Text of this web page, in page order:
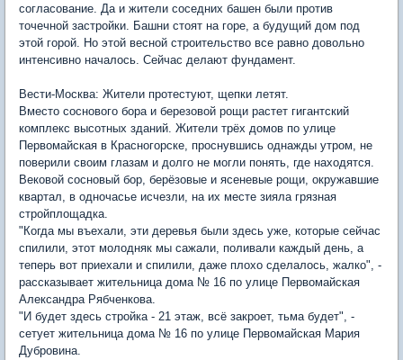
согласование. Да и жители соседних башен были против
точечной застройки. Башни стоят на горе, а будущий дом под
этой горой. Но этой весной строительство все равно довольно
интенсивно началось. Сейчас делают фундамент.
Вести-Москва: Жители протестуют, щепки летят.
Вместо соснового бора и березовой рощи растет гигантский
комплекс высотных зданий. Жители трёх домов по улице
Первомайская в Красногорске, проснувшись однажды утром, не
поверили своим глазам и долго не могли понять, где находятся.
Вековой сосновый бор, берёзовые и ясеневые рощи, окружавшие
квартал, в одночасье исчезли, на их месте зияла грязная
стройплощадка.
"Когда мы въехали, эти деревья были здесь уже, которые сейчас
спилили, этот молодняк мы сажали, поливали каждый день, а
теперь вот приехали и спилили, даже плохо сделалось, жалко", -
рассказывает жительница дома № 16 по улице Первомайская
Александра Рябченкова.
"И будет здесь стройка - 21 этаж, всё закроет, тьма будет", -
сетует жительница дома № 16 по улице Первомайская Мария
Дубровина.